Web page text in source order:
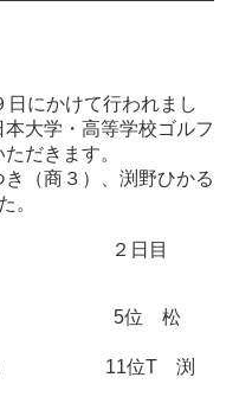
にかけて行われまし
大学・高等学校ゴルフ
だきます。
き（商３）、渕野ひかる
。
日目
） 5位 松
） 11位T 渕